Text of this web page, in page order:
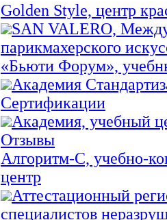
Golden Style, центр
SAN VALERO,
парикмахерского
«Бьюти Форум»,
Академия
Сертификации
Академия, учебный
Отзывы
Алгоритм-С, учебно-
центр
Аттестационный
специалистов